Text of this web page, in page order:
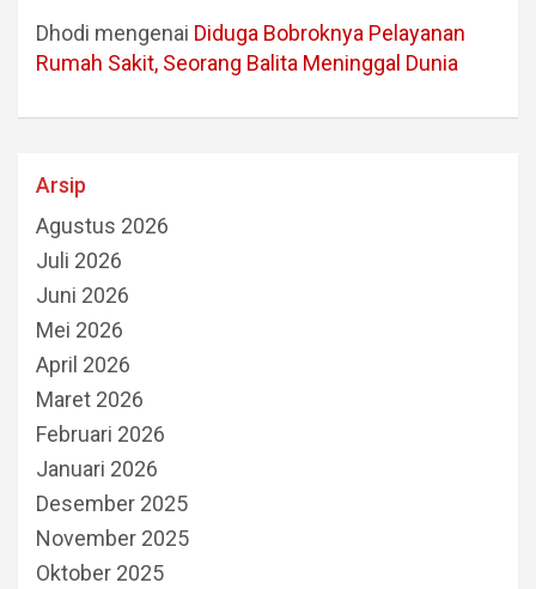
Dhodi mengenai Diduga Bobroknya Pelayanan
Rumah Sakit, Seorang Balita Meninggal Dunia
Arsip
Agustus 2026
Juli 2026
Juni 2026
Mei 2026
April 2026
Maret 2026
Februari 2026
Januari 2026
Desember 2025
November 2025
Oktober 2025